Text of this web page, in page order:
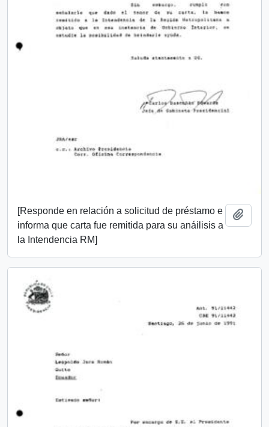
[Responde en relación a solicitud de préstamo e
informa que carta fue remitida para su anáilisis a
la Intendencia RM]